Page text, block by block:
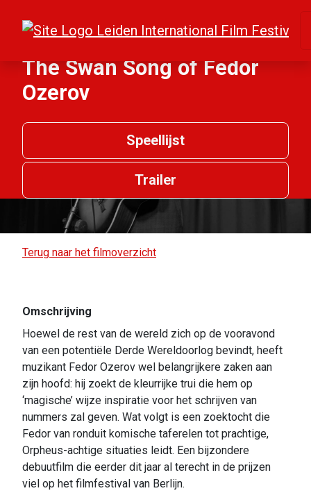
The Swan Song of Fedor
Ozerov
Speellijst
Trailer
Terug naar het filmoverzicht
Omschrijving
Hoewel de rest van de wereld zich op de vooravond
van een potentiële Derde Wereldoorlog bevindt, heeft
muzikant Fedor Ozerov wel belangrijkere zaken aan
zijn hoofd: hij zoekt de kleurrijke trui die hem op
‘magische’ wijze inspiratie voor het schrijven van
nummers zal geven. Wat volgt is een zoektocht die
Fedor van ronduit komische taferelen tot prachtige,
Orpheus-achtige situaties leidt. Een bijzondere
debuutfilm die eerder dit jaar al terecht in de prijzen
viel op het filmfestival van Berlijn.